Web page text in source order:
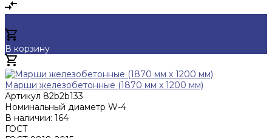
В корзину
Марши железобетонные (1870 мм х 1200 мм)
Артикул 82b2b133
Номинальный диаметр W-4
В наличии: 164
ГОСТ